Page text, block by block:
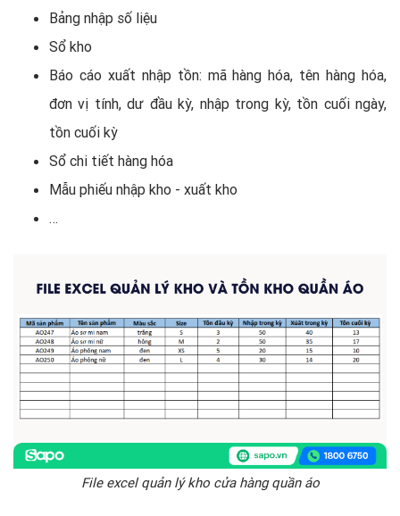
Bảng nhập số liệu
Sổ kho
Báo cáo xuất nhập tồn: mã hàng hóa, tên hàng hóa,
đơn vị tính, dư đầu kỳ, nhập trong kỳ, tồn cuối ngày,
tồn cuối kỳ
Sổ chi tiết hàng hóa
Mẫu phiếu nhập kho - xuất kho
…
File excel quản lý kho cửa hàng quần áo